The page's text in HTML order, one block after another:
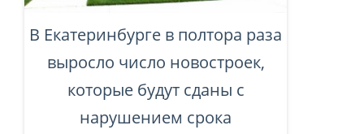
(№78.1;...
В Екатеринбурге в полтора раза
выросло число новостроек,
которые будут сданы с
нарушением срока